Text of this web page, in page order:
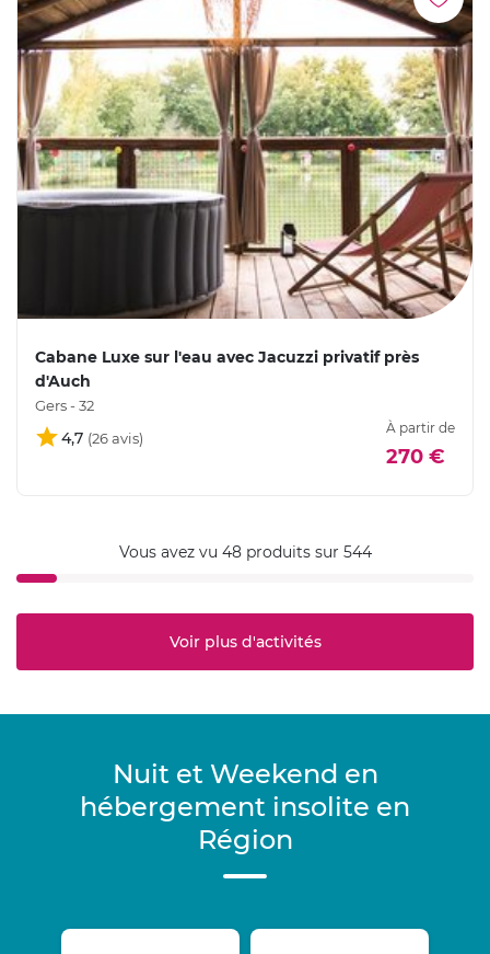
Cabane Luxe sur l'eau avec Jacuzzi privatif près
d'Auch
Gers - 32
4,7
À partir de
270 €
Vous avez vu 48 produits sur 544
Voir plus d'activités
Nuit et Weekend en
hébergement insolite en
Région